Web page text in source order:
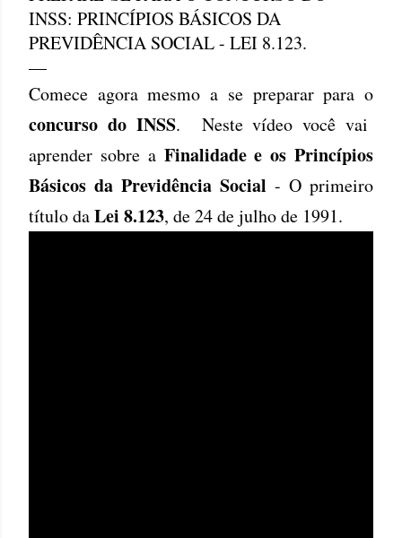
INSS: PRINCÍPIOS BÁSICOS DA
PREVIDÊNCIA SOCIAL - LEI 8.123.
Comece agora mesmo a se preparar para o
concurso do INSS. Neste vídeo você vai
aprender sobre a Finalidade e os Princípios
Básicos da Previdência Social - O primeiro
título daLei 8.123, de 24 de julho de 1991.